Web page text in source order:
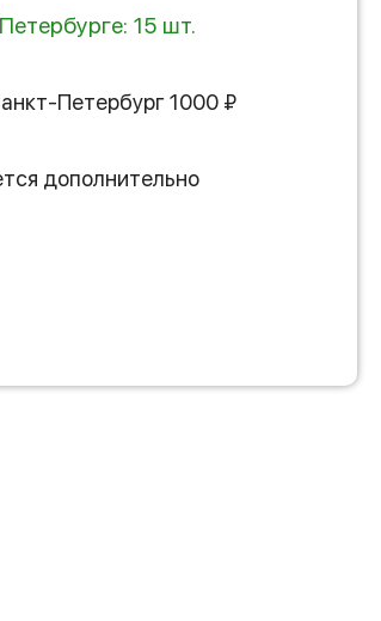
15 шт.
Петербург 1000 ₽
дополнительно